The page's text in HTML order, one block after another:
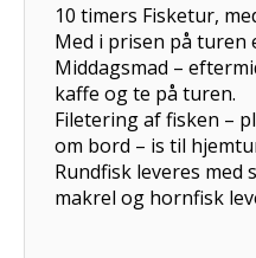
10 timers Fisketur,
Med i prisen på turen
Middagsmad –
kaffe og te på turen.
Filetering af fisken –
om bord – is til
Rundfisk leveres med
makrel og hornfisk